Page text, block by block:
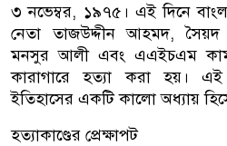
৩ নভেম্বর, ১৯৭৫। এই দিনে
নেতা তাজউদ্দীন আহমদ,
মনসুর আলী এবং এএইচএম
কারাগারে হত্যা করা হয়। এই
ইতিহাসের একটি কালো অধ্যায়
হত্যাকাণ্ডের প্রেক্ষাপট